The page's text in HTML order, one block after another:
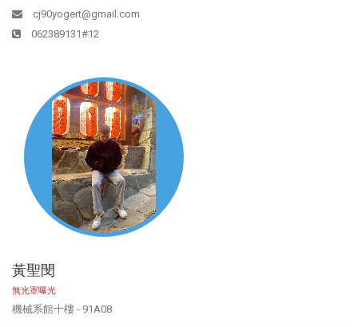
cj90yogert@gmail.com
062389131#12
黃聖閔
無光罩曝光
機械系館十樓 - 91A08